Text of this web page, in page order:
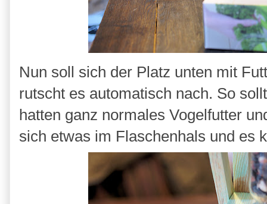
Nun soll sich der Platz unten mit
rutscht es automatisch nach. So
hatten ganz normales Vogelfutter
sich etwas im Flaschenhals und es